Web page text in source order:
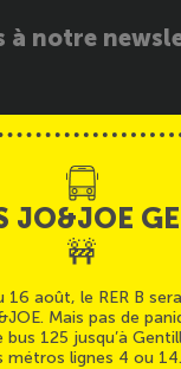
Legals
à notre
INSCRIPTION
JO&JOE
🚧
16 août, le RER B
Mais pas de
125 jusqu’à
métros lignes 4 ou 14.